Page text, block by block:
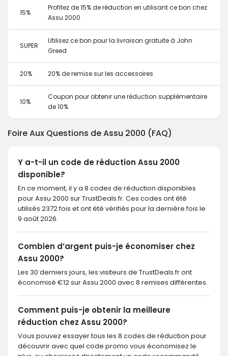
15%
Profitez de 15% de réduction en utilisant ce bon chez
Assu 2000
SUPER
Utilisez ce bon pour la livraison gratuite à John
Greed
20% 20% de remise sur les accessoires
10%
Coupon pour obtenir une réduction supplémentaire
de 10%
Foire Aux Questions de Assu 2000 (FAQ)
Y a-t-il un code de réduction Assu 2000
disponible?
En ce moment, il y a 8 codes de réduction disponibles
pour Assu 2000 sur TrustDeals.fr. Ces codes ont été
utilisés 2372 fois et ont été vérifiés pour la dernière fois le
9 août 2026.
Combien d’argent puis-je économiser chez
Assu 2000?
Les 30 derniers jours, les visiteurs de TrustDeals.fr ont
économisé €12 sur Assu 2000 avec 8 remises différentes.
Comment puis-je obtenir la meilleure
réduction chez Assu 2000?
Vous pouvez essayer tous les 8 codes de réduction pour
découvrir avec quel code promo vous économisez le